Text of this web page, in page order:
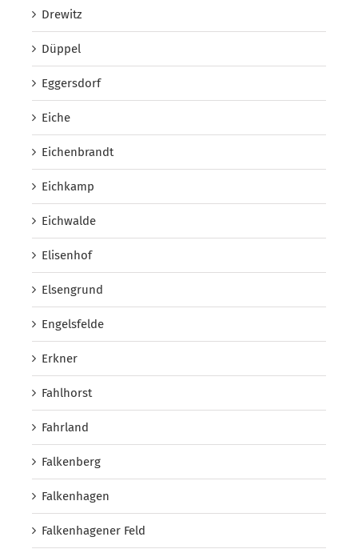
Drewitz
Düppel
Eggersdorf
Eiche
Eichenbrandt
Eichkamp
Eichwalde
Elisenhof
Elsengrund
Engelsfelde
Erkner
Fahlhorst
Fahrland
Falkenberg
Falkenhagen
Falkenhagener Feld